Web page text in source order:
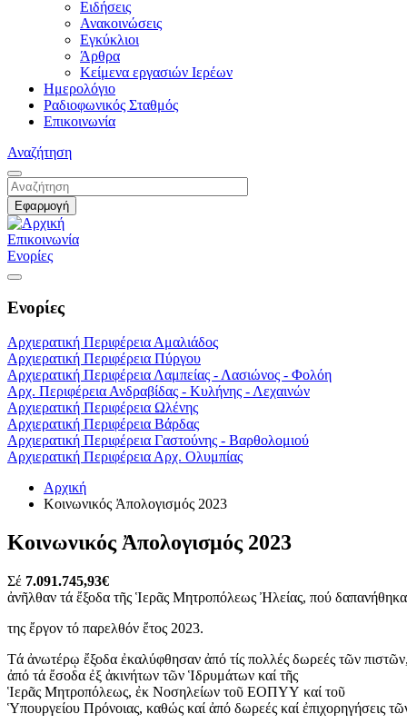
Ειδήσεις
Ανακοινώσεις
Εγκύκλιοι
Άρθρα
Κείμενα εργασιών Ιερέων
Ημερολόγιο
Ραδιοφωνικός Σταθμός
Επικοινωνία
Αναζήτηση
Επικοινωνία
Ενορίες
Ενορίες
Αρχιερατική Περιφέρεια Αμαλιάδος
Αρχιερατική Περιφέρεια Πύργου
Αρχιερατική Περιφέρεια Λαμπείας - Λασιώνος - Φολόη
Αρχ. Περιφέρεια Ανδραβίδας - Κυλήνης - Λεχαινών
Αρχιερατική Περιφέρεια Ωλένης
Αρχιερατική Περιφέρεια Βάρδας
Αρχιερατική Περιφέρεια Γαστούνης - Βαρθολομιού
Αρχιερατική Περιφέρεια Αρχ. Ολυμπίας
Αρχική
Κοινωνικός Ἀπολογισμός 2023
Κοινωνικός Ἀπολογισμός 2023
Σέ 7.091.745,93€
ἀνῆλθαν τά ἔξοδα τῆς Ἱερᾶς Μητροπόλεως Ἠλείας, πού
της ἔργον τό παρελθόν ἔτος 2023.
Τά ἀνωτέρῳ ἔξοδα ἐκαλύφθησαν ἀπό τίς πολλές δωρεές τῶν
ἀπό τά ἔσοδα ἐξ ἀκινήτων τῶν Ἱδρυμάτων καί τῆς
Ἱερᾶς Μητροπόλεως, ἐκ Νοσηλείων τοῦ ΕΟΠΥΥ καί τοῦ
Ὑπουργείου Πρόνοιας, καθώς καί ἀπό δωρεές καί